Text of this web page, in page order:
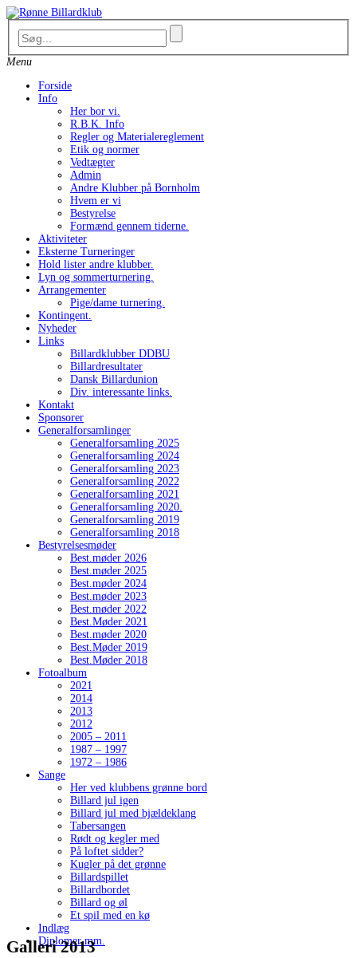
Skip
to
content
Menu
Forside
Info
Her bor vi.
R.B.K. Info
Regler og Materialereglement
Etik og normer
Vedtægter
Admin
Andre Klubber på Bornholm
Hvem er vi
Bestyrelse
Formænd gennem tiderne.
Aktiviteter
Eksterne Turneringer
Hold lister andre klubber.
Lyn og sommerturnering.
Arrangementer
Pige/dame turnering.
Kontingent.
Nyheder
Links
Billardklubber DDBU
Billardresultater
Dansk Billardunion
Div. interessante links.
Kontakt
Sponsorer
Generalforsamlinger
Generalforsamling 2025
Generalforsamling 2024
Generalforsamling 2023
Generalforsamling 2022
Generalforsamling 2021
Generalforsamling 2020.
Generalforsamling 2019
Generalforsamling 2018
Bestyrelsesmøder
Best.møder 2026
Best.møder 2025
Best.møder 2024
Best.møder 2023
Best.møder 2022
Best.Møder 2021
Best.møder 2020
Best.Møder 2019
Best.Møder 2018
Fotoalbum
2021
2014
2013
2012
2005 – 2011
1987 – 1997
1972 – 1986
Sange
Her ved klubbens grønne bord
Billard jul igen
Billard jul med bjældeklang
Tabersangen
Rødt og kegler med
På loftet sidder?
Kugler på det grønne
Billardspillet
Billardbordet
Billard og øl
Et spil med en kø
Indlæg
Diplomer mm.
Galleri 2013